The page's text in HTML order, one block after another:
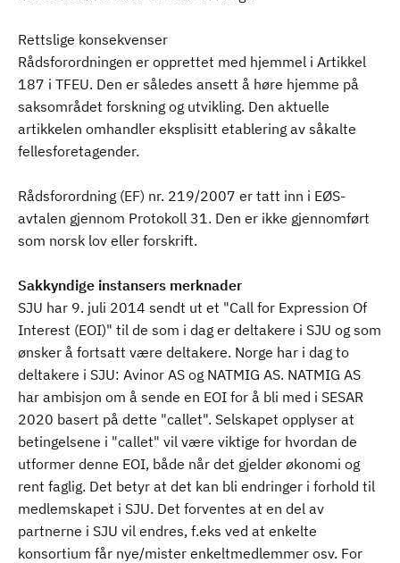
Rettslige konsekvenser
Rådsforordningen er opprettet med hjemmel i Artikkel
187 i TFEU. Den er således ansett å høre hjemme på
saksområdet forskning og utvikling. Den aktuelle
artikkelen omhandler eksplisitt etablering av såkalte
fellesforetagender.
Rådsforordning (EF) nr. 219/2007 er tatt inn i EØS-
avtalen gjennom Protokoll 31. Den er ikke gjennomført
som norsk lov eller forskrift.
Sakkyndige instansers merknader
SJU har 9. juli 2014 sendt ut et "Call for Expression Of
Interest (EOI)" til de som i dag er deltakere i SJU og som
ønsker å fortsatt være deltakere. Norge har i dag to
deltakere i SJU: Avinor AS og NATMIG AS. NATMIG AS
har ambisjon om å sende en EOI for å bli med i SESAR
2020 basert på dette "callet". Selskapet opplyser at
betingelsene i "callet" vil være viktige for hvordan de
utformer denne EOI, både når det gjelder økonomi og
rent faglig. Det betyr at det kan bli endringer i forhold til
medlemskapet i SJU. Det forventes at en del av
partnerne i SJU vil endres, f.eks ved at enkelte
konsortium får nye/mister enkeltmedlemmer osv. For